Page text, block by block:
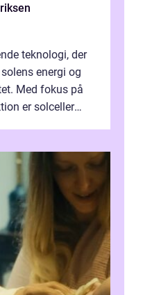
teknologi, der
energi og
Med fokus på
er solceller